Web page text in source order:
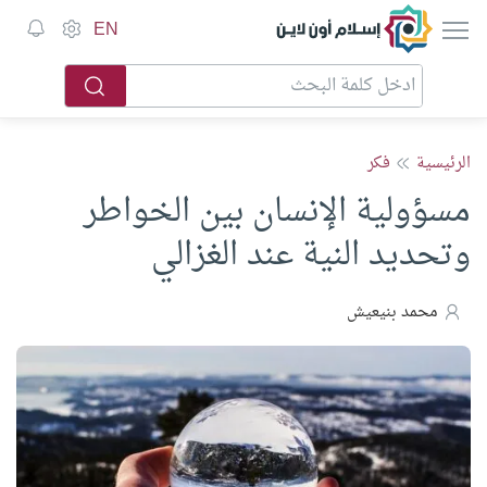
إسلام أون لاين EN
الرئيسية فكر
مسؤولية الإنسان بين الخواطر
وتحديد النية عند الغزالي
محمد بنيعيش